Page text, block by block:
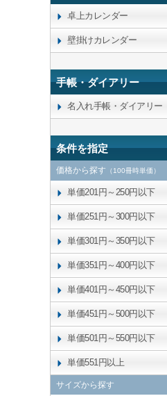
卓上カレンダー
壁掛けカレンダー
手帳・ダイアリー
名入れ手帳・ダイアリー
条件を指定
価格から探す （100冊時単価）
単価201円～250円以下
単価251円～300円以下
単価301円～350円以下
単価351円～400円以下
単価401円～450円以下
単価451円～500円以下
単価501円～550円以下
単価551円以上
サイズから探す